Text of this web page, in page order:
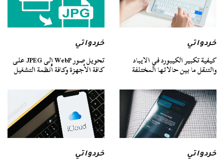
خردواتي
كيفية تكبير الكيبورد في الايباد
والتنقل ما بين حالاتها المختلفة
خردواتي
تحويل صور WebP إلى JPEG على
كافة الأجهزة وكافة أنظمة التشغيل
خردواتي خردواتي